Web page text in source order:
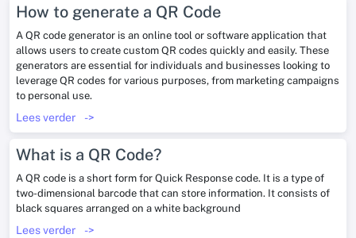
How to generate a QR Code
A QR code generator is an online tool or software application that
allows users to create custom QR codes quickly and easily. These
generators are essential for individuals and businesses looking to
leverage QR codes for various purposes, from marketing campaigns
to personal use.
Lees verder ->
What is a QR Code?
A QR code is a short form for Quick Response code. It is a type of
two-dimensional barcode that can store information. It consists of
black squares arranged on a white background
Lees verder ->